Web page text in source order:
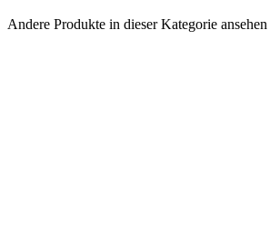
Andere Produkte in dieser Kategorie ansehen